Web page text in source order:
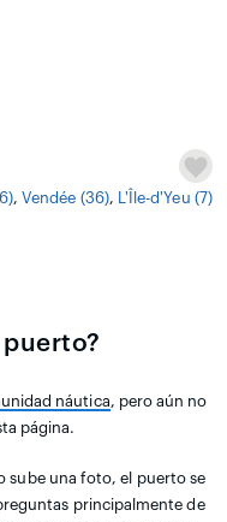
,Vendée (36),
L'Île-d'Yeu (7)
puerto?
náutica, pero aún no
página.
sube una foto, el puerto se
principalmente de